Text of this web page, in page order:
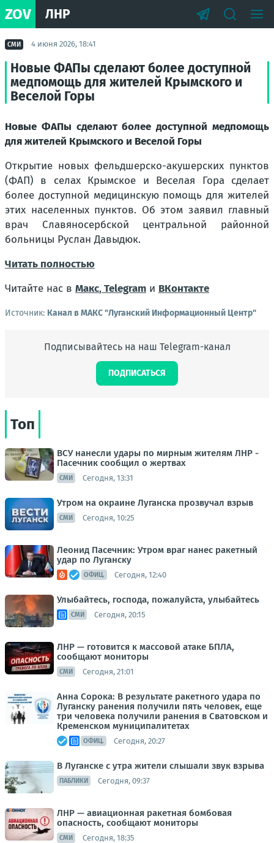
ZOV ЛНР
СМИ 4 июня 2026, 18:41
Новые ФАПы сделают более доступной
медпомощь для жителей Крымского и
Веселой Горы
Новые ФАПы сделают более доступной медпомощь
для жителей Крымского и Веселой Горы
Открытие новых фельдшерско-акушерских пунктов
(ФАП) в селах Крымское и Веселая Гора сделает
более доступной медицинскую помощь для жителей
этих населенных пунктов. Об этом заявил главный
врач Славяносербской центральной районной
больницы Руслан Давыдюк.
Читать полностью
Читайте нас в Макс,Telegram и ВКонтакте
Источник: Канал в МАКС "Луганский Информационный Центр"
Подписывайтесь на наш Telegram-канал
ПОДПИСАТЬСЯ
Топ
ВСУ нанесли удары по мирным жителям ЛНР -
Пасечник сообщил о жертвах
СМИ Сегодня, 13:31
Утром на окраине Луганска прозвучал взрыв
СМИ Сегодня, 10:25
Леонид Пасечник: Утром враг нанес ракетный
удар по Луганску
ОФИЦ. Сегодня, 12:40
Улыбайтесь, господа, пожалуйста, улыбайтесь
СМИ Сегодня, 20:15
ЛНР — готовится к массовой атаке БПЛА,
сообщают мониторы
СМИ Сегодня, 21:01
Анна Сорока: В результате ракетного удара по
Луганску ранения получили пять человек, еще
три человека получили ранения в Сватовском и
Кременском муниципалитетах
ОФИЦ. Сегодня, 20:27
В Луганске с утра жители слышали звук взрыва
ПАБЛИКИ Сегодня, 09:37
ЛНР — авиационная ракетная бомбовая
опасность, сообщают мониторы
СМИ Сегодня, 18:35